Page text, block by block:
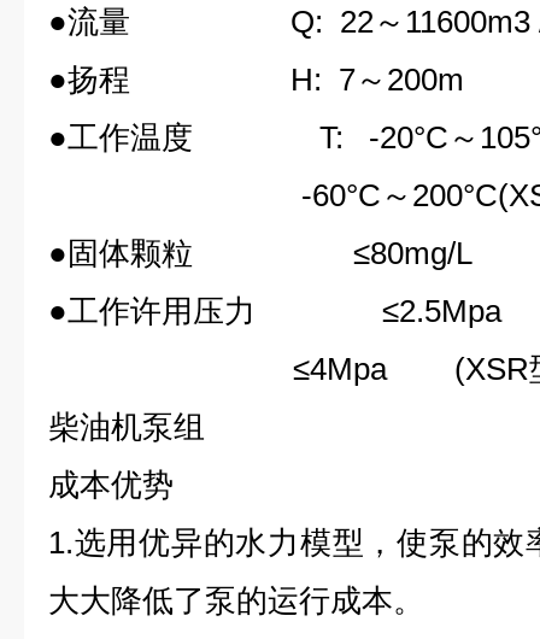
●流量 Q: 22～11600m3
●扬程 H: 7～200m
●工作温度 T: -20°C～
-60°C～
●固体颗粒 ≤80mg/L
●工作许用压力 ≤2.5Mpa
≤4Mpa (XSR
柴油机泵组
成本优势
1.选用优异的水力模型，使泵的效
大大降低了泵的运行成本。